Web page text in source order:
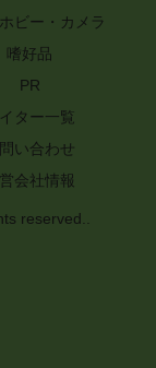
ビー・カメラ
嗜好品
PR
ター一覧
い合わせ
会社情報
reserved..